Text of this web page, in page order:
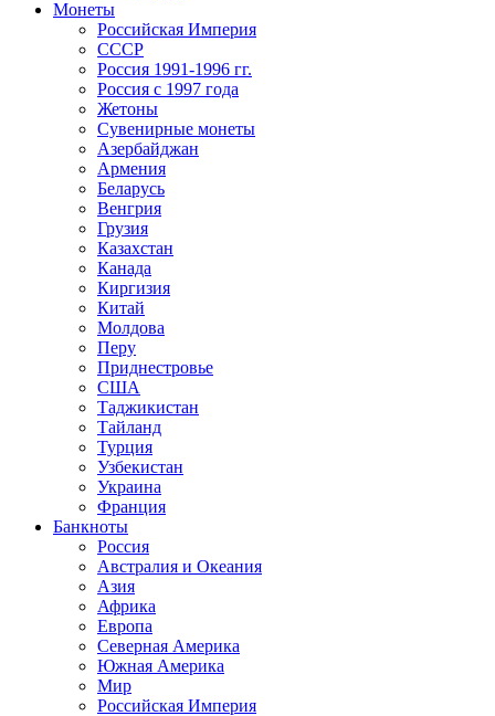
Монеты
Российская Империя
СССР
Россия 1991-1996 гг.
Россия с 1997 года
Жетоны
Сувенирные монеты
Азербайджан
Армения
Беларусь
Венгрия
Грузия
Казахстан
Канада
Киргизия
Китай
Молдова
Перу
Приднестровье
США
Таджикистан
Тайланд
Турция
Узбекистан
Украина
Франция
Банкноты
Россия
Австралия и Океания
Азия
Африка
Европа
Северная Америка
Южная Америка
Мир
Российская Империя